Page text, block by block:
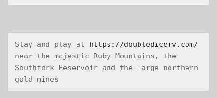
Stay and play at https://doubledicerv.com/
near the majestic Ruby Mountains, the
Southfork Reservoir and the large northern
gold mines